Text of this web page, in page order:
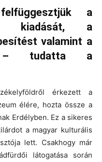
a
kiadását, a
valamint a
– tudatta a
érkezett a
élére, hozta össze a
Erdélyben. Ez a sikeres
a magyar kulturális
lett. Csakhogy már
látogatása során